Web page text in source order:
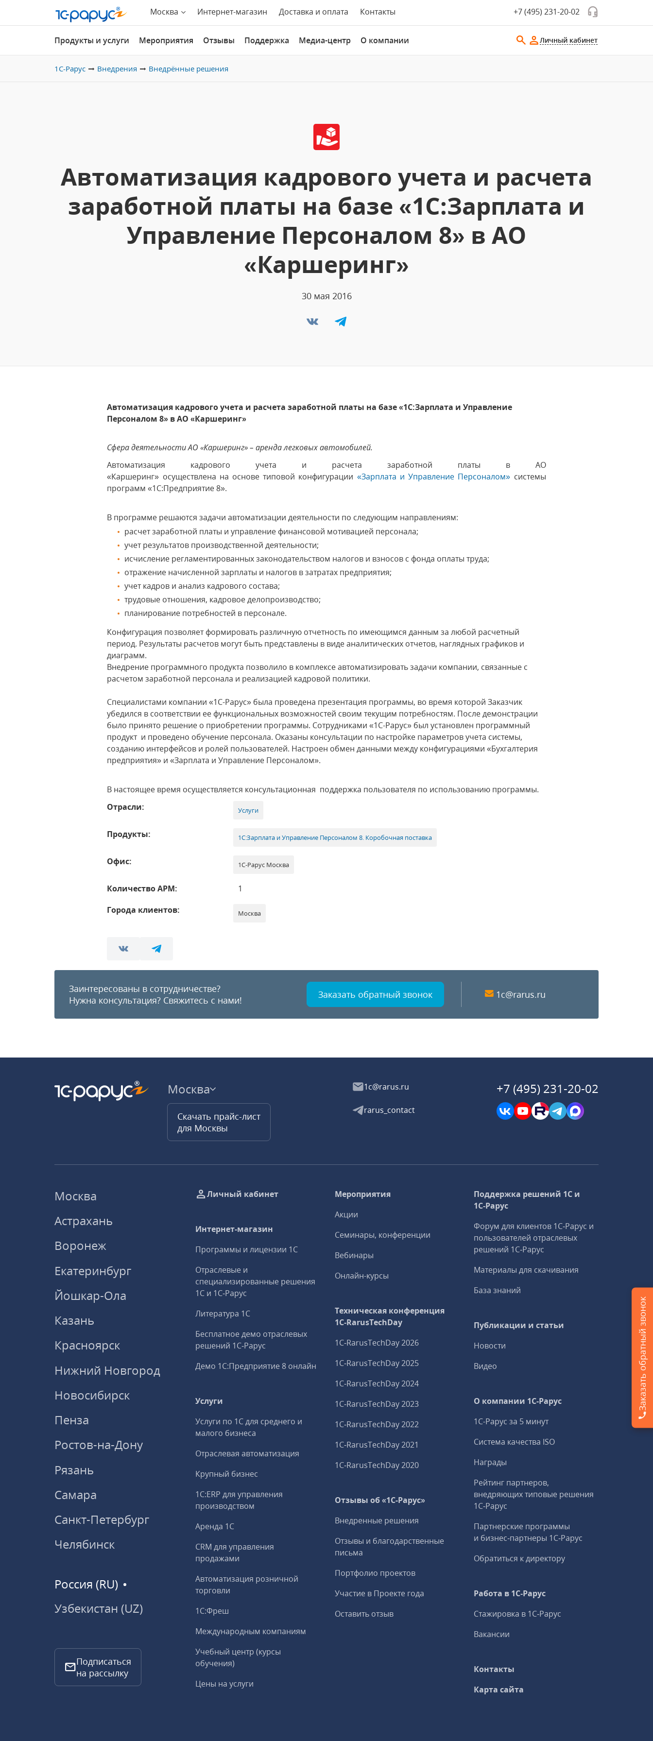
Москва Интернет-магазин Доставка и оплата Контакты +7 (495) 231-20-02
Продукты и услуги Мероприятия Отзывы Поддержка Медиа-центр О компании Личный кабинет
1С-Рарус Внедрения Внедрённые решения
Автоматизация кадрового учета и расчета
заработной платы на базе «1С:Зарплата и
Управление Персоналом 8» в АО
«Каршеринг»
30 мая 2016
Автоматизация кадрового учета и расчета заработной платы на базе «1С:Зарплата и Управление
Персоналом 8» в АО «Каршеринг»
Сфера деятельности АО «Каршеринг» – аренда легковых автомобилей.
Автоматизация кадрового учета и расчета заработной платы в АО
«Каршеринг» осуществлена на основе типовой конфигурации «Зарплата и Управление Персоналом» системы
программ «1С:Предприятие 8».
В программе решаются задачи автоматизации деятельности по следующим направлениям:
расчет заработной платы и управление финансовой мотивацией персонала;
учет результатов производственной деятельности;
исчисление регламентированных законодательством налогов и взносов с фонда оплаты труда;
отражение начисленной зарплаты и налогов в затратах предприятия;
учет кадров и анализ кадрового состава;
трудовые отношения, кадровое делопроизводство;
планирование потребностей в персонале.
Конфигурация позволяет формировать различную отчетность по имеющимся данным за любой расчетный
период. Результаты расчетов могут быть представлены в виде аналитических отчетов, наглядных графиков и
диаграмм.
Внедрение программного продукта позволило в комплексе автоматизировать задачи компании, связанные с
расчетом заработной персонала и реализацией кадровой политики.
Специалистами компании «1С-Рарус» была проведена презентация программы, во время которой Заказчик
убедился в соответствии ее функциональных возможностей своим текущим потребностям. После демонстрации
было принято решение о приобретении программы. Сотрудниками «1С-Рарус» был установлен программный
продукт и проведено обучение персонала. Оказаны консультации по настройке параметров учета системы,
созданию интерфейсов и ролей пользователей. Настроен обмен данными между конфигурациями «Бухгалтерия
предприятия» и «Зарплата и Управление Персоналом».
В настоящее время осуществляется консультационная поддержка пользователя по использованию программы.
Отрасли:
Услуги
Продукты: 1С:Зарплата и Управление Персоналом 8. Коробочная поставка
Офис: 1С-Рарус Москва
Количество АРМ:
1
Города клиентов:
Москва
Заинтересованы в сотрудничестве?
Нужна консультация? Свяжитесь с нами! Заказать обратный звонок 1c@rarus.ru
Москва
Скачать прайс-лист
для Москвы
1c@rarus.ru
rarus_contact
+7 (495) 231-20-02
Москва
Астрахань
Воронеж
Екатеринбург
Йошкар-Ола
Казань
Красноярск
Нижний Новгород
Новосибирск
Пенза
Ростов-на-Дону
Рязань
Самара
Санкт-Петербург
Челябинск
Россия (RU)
Узбекистан (UZ)
Подписаться
на рассылку
Личный кабинет
Интернет-магазин
Программы и лицензии 1С
Отраслевые и
специализированные решения
1С и 1С‑Рарус
Литература 1С
Бесплатное демо отраслевых
решений 1С‑Рарус
Демо 1С:Предприятие 8 онлайн
Услуги
Услуги по 1С для среднего и
малого бизнеса
Отраслевая автоматизация
Крупный бизнес
1С:ERP для управления
производством
Аренда 1С
CRM для управления
продажами
Автоматизация розничной
торговли
1С:Фреш
Международным компаниям
Учебный центр (курсы
обучения)
Цены на услуги
Мероприятия
Акции
Семинары, конференции
Вебинары
Онлайн-курсы
Техническая конференция
1C‑RarusTechDay
1C‑RarusTechDay 2026
1C‑RarusTechDay 2025
1C‑RarusTechDay 2024
1C‑RarusTechDay 2023
1C‑RarusTechDay 2022
1C‑RarusTechDay 2021
1C‑RarusTechDay 2020
Отзывы об «1С-Рарус»
Внедренные решения
Отзывы и благодарственные
письма
Портфолио проектов
Участие в Проекте года
Оставить отзыв
Поддержка решений 1С и
1С‑Рарус
Форум для клиентов 1С‑Рарус и
пользователей отраслевых
решений 1С‑Рарус
Материалы для скачивания
База знаний
Публикации и статьи
Новости
Видео
О компании 1C-Рарус
1С-Рарус за 5 минут
Система качества ISO
Награды
Рейтинг партнеров,
внедряющих типовые решения
1С‑Рарус
Партнерские программы
и бизнес‑партнеры 1С‑Рарус
Обратиться к директору
Работа в 1С‑Рарус
Стажировка в 1С‑Рарус
Вакансии
Контакты
Карта сайта
Заказать обратный звонок